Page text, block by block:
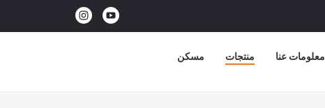
مسكن منتجات معلومات عنا